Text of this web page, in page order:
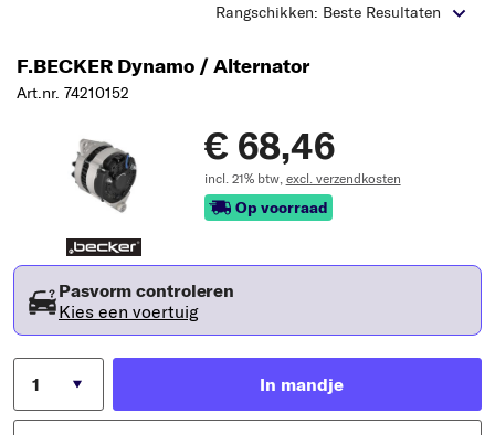
Rangschikken: Beste Resultaten
F.BECKER Dynamo / Alternator
Art.nr. 74210152
€ 68,46
incl. 21% btw, excl. verzendkosten
Op voorraad
Pasvorm controleren
Kies een voertuig
In mandje